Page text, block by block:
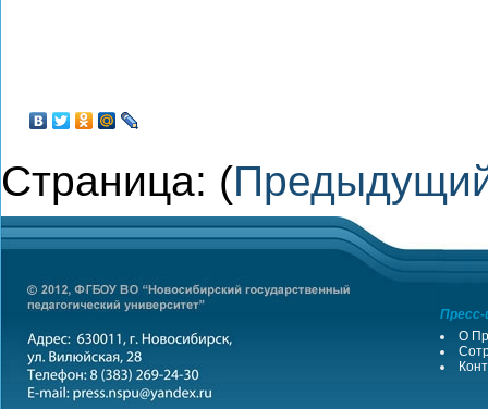
Страница: (
О